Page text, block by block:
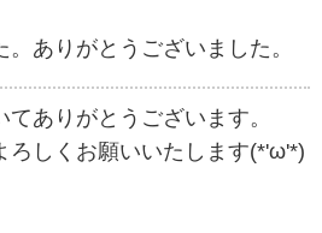
ありがとうございました。
ありがとうございます。
しくお願いいたします(*'ω'*)